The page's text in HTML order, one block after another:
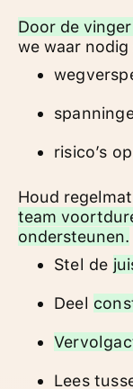
Door de
we waar
risico’s
Houd
team
ondersteunen.
Stel de
Deel
Lees